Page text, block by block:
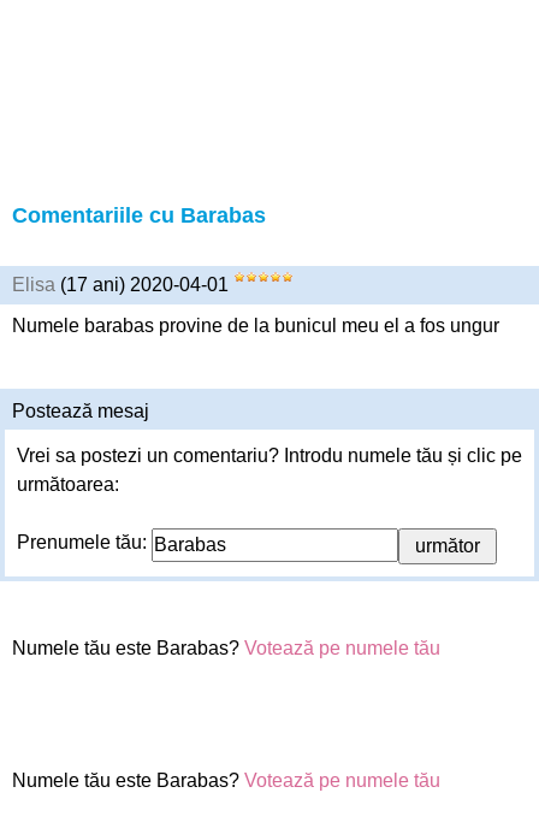
Comentariile cu Barabas
Elisa (17 ani) 2020-04-01
Numele barabas provine de la bunicul meu el a fos ungur
Postează mesaj
Vrei sa postezi un comentariu? Introdu numele tău și clic pe
următoarea:
Prenumele tău:
Numele tău este Barabas? Votează pe numele tău
Numele tău este Barabas? Votează pe numele tău